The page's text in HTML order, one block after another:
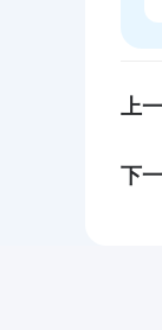
上
下